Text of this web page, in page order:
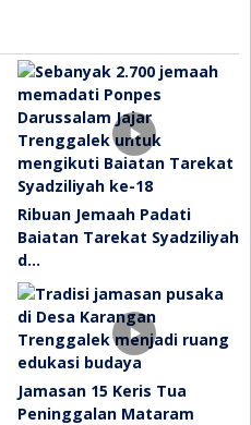
Ribuan Jemaah Padati
Baiatan Tarekat Syadziliyah
d…
Jamasan 15 Keris Tua
Peninggalan Mataram